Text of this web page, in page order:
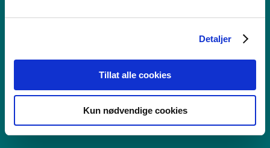
Detaljer
Tillat alle cookies
Kun nødvendige cookies
post@norceresearch.no
Se alle våre lokasjoner